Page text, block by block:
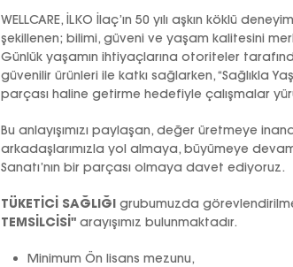
WELLCARE, İLKO İlaç’ın 50 yılı aşkın köklü
şekillenen; bilimi, güveni ve yaşam kalitesini
Günlük yaşamın ihtiyaçlarına otoriteler
güvenilir ürünleri ile katkı sağlarken, “Sağlıkla
parçası haline getirme hedefiyle çalışmalar
Bu anlayışımızı paylaşan, değer üretmeye
arkadaşlarımızla yol almaya, büyümeye
Sanatı’nın bir parçası olmaya davet ediyoruz.
TÜKETİCİ SAĞLIĞI grubumuzda
TEMSİLCİSİ" arayışımız bulunmaktadır.
Minimum Ön lisans mezunu,